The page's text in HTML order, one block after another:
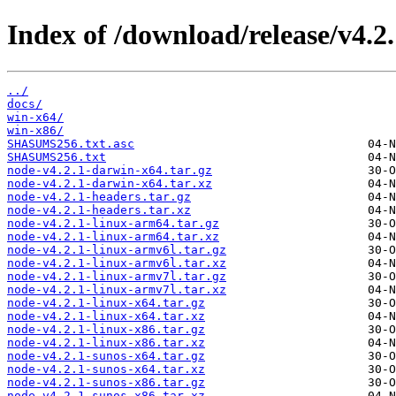
Index of /download/release/
../
docs/
win-x64/
win-x86/
SHASUMS256.txt.asc
SHASUMS256.txt
node-v4.2.1-darwin-x64.tar.gz
node-v4.2.1-darwin-x64.tar.xz
node-v4.2.1-headers.tar.gz
node-v4.2.1-headers.tar.xz
node-v4.2.1-linux-arm64.tar.gz
node-v4.2.1-linux-arm64.tar.xz
node-v4.2.1-linux-armv6l.tar.gz
node-v4.2.1-linux-armv6l.tar.xz
node-v4.2.1-linux-armv7l.tar.gz
node-v4.2.1-linux-armv7l.tar.xz
node-v4.2.1-linux-x64.tar.gz
node-v4.2.1-linux-x64.tar.xz
node-v4.2.1-linux-x86.tar.gz
node-v4.2.1-linux-x86.tar.xz
node-v4.2.1-sunos-x64.tar.gz
node-v4.2.1-sunos-x64.tar.xz
node-v4.2.1-sunos-x86.tar.gz